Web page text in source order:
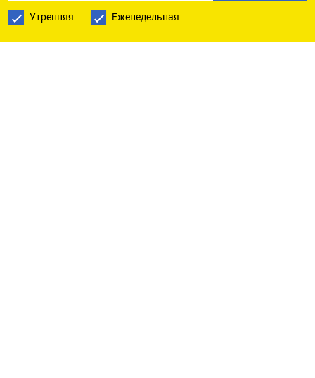
Утренняя Еженедельная